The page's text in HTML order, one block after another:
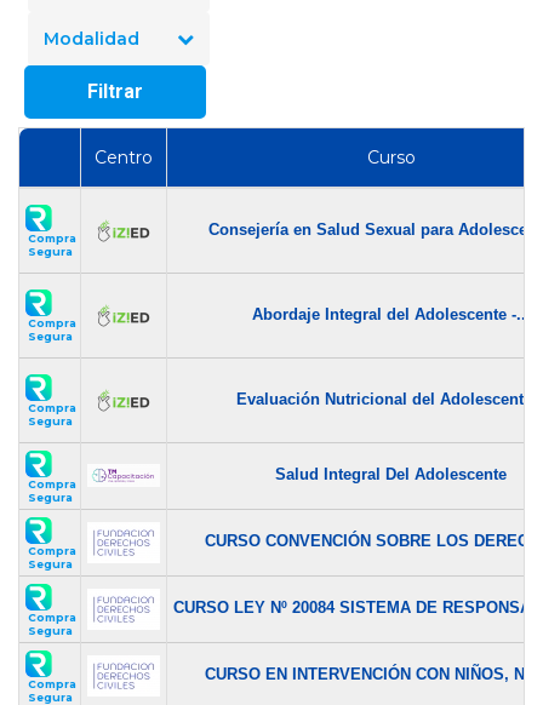
Modalidad
Filtrar
Centro Curso
Compra
Segura
Consejería en Salud Sexual para
Compra
Segura
Abordaje Integral del Adolescente -...
Compra
Segura
Evaluación Nutricional del
Compra
Segura
Salud Integral Del Adolescente
Compra
Segura
CURSO CONVENCIÓN SOBRE LOS
Compra
Segura
CURSO LEY Nº 20084 SISTEMA DE
Compra
Segura
CURSO EN INTERVENCIÓN CON NIÑOS,